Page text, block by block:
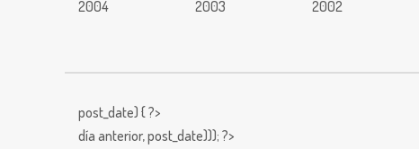
2004 2003 2002
post_date) { ?>
día anterior,post_date))); ?>